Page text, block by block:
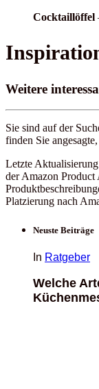
Cocktaillöffel
Weitere
Sie sind auf der
finden Sie
Letzte
der Amazon
Platzierung nach
Neuste Beiträge
In Ratgeber
Welche